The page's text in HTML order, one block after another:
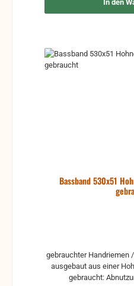
In den
Bassband 530x51
gebrauchter Handriemen
ausgebaut aus einer Hohner
gebraucht: